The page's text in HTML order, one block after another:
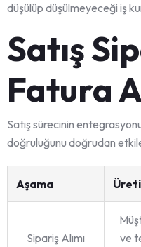
düşülüp düşülmeyeceği iş
Satış
Fatura
Satış sürecinin
doğruluğunu doğrudan
Aşama
Sipariş Alımı
ve